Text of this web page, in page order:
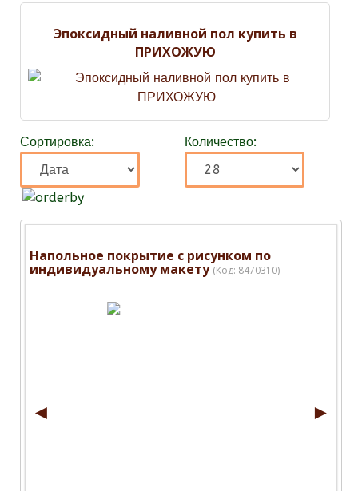
Эпоксидный наливной пол купить в
ПРИХОЖУЮ
Сортировка: Количество:
Напольное покрытие с рисунком по
индивидуальному макету (Код: 8470310)
◄ ►